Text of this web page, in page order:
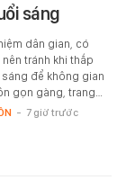
sáng
dân gian, có
tránh khi thắp
để không gian
gọn gàng, trang…
- 7 giờ trước